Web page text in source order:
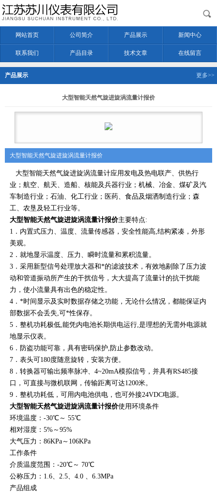
网站首页 公司简介 产品展示 新闻中心
联系我们 产品目录 技术文章 在线留言
产品展示 更多>>
大型智能天然气旋进旋涡流量计报价
大型智能天然气旋进旋涡流量计报价
大型智能天然气旋进旋涡流量计应用发电及热电联产、供热行
业；航空、航天、造船、核能及兵器行业；机械、冶金、煤矿及汽
车制造行业；石油、化工行业；医药、食品及烟洒制造行业；森
工、农垦及轻工行业等。
大型智能天然气旋进旋涡流量计报价主要特点:
1．内置式压力、温度、流量传感器，安全性能高,结构紧凑，外形
美观。
2．就地显示温度、压力、瞬时流量和累积流量。
3．采用新型信号处理放大器和*的滤波技术，有效地剔除了压力波
动和管道振动所产生的干扰信号，大大提高了流量计的抗干扰能
力，使小流量具有出色的稳定性。
4．*时间显示及实时数据存储之功能，无论什么情况，都能保证内
部数据不会丢失,可*性保存。
5．整机功耗极低,能凭内电池长期供电运行,是理想的无需外电源就
地显示仪表。
6．防盗功能可靠，具有密码保护,防止参数改动。
7．表头可180度随意旋转，安装方便。
8．转换器可输出频率脉冲、4~20mA模拟信号，并具有RS485接
口，可直接与微机联网，传输距离可达1200米。
9．整机功耗低，可用内电池供电，也可外接24VDC电源。
大型智能天然气旋进旋涡流量计报价使用环境条件
环境温度：-30℃～ 55℃
相对湿度：5%～95%
大气压力：86KPa～106KPa
工作条件
介质温度范围：-20℃～ 70℃
公称压力：1.6、2.5、4.0 、6.3MPa
产品组成